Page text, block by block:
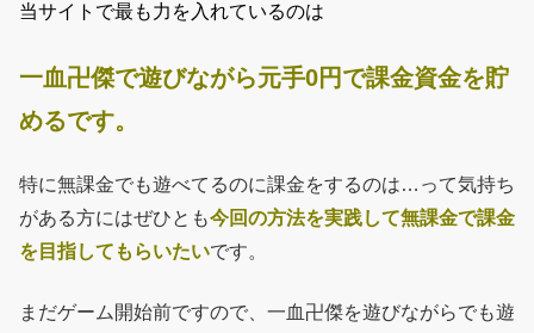
当サイトで最も力を入れているのは
一血卍傑で遊びながら元手0円で課金資金を貯
めるです。
特に無課金でも遊べてるのに課金をするのは…って気持ち
がある方にはぜひとも今回の方法を実践して無課金で課金
を目指してもらいたいです。
まだゲーム開始前ですので、一血卍傑を遊びながらでも遊